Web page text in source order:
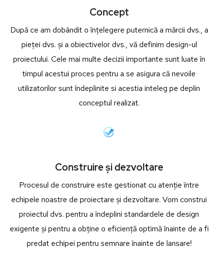
Concept
După ce am dobândit o înțelegere puternică a mărcii dvs., a
pieței dvs. și a obiectivelor dvs., vă definim design-ul
proiectului. Cele mai multe decizii importante sunt luate în
timpul acestui proces pentru a se asigura că nevoile
utilizatorilor sunt îndeplinite si acestia inteleg pe deplin
conceptul realizat.
Construire și dezvoltare
Procesul de construire este gestionat cu atenție între
echipele noastre de proiectare și dezvoltare. Vom construi
proiectul dvs. pentru a îndeplini standardele de design
exigente și pentru a obține o eficiență optimă înainte de a fi
predat echipei pentru semnare înainte de lansare!